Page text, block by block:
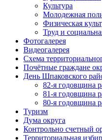
Культура
Молодежная
Физическая
Труд и
Фотогалерея
Видеогалерея
Схема
Почётные граждане
День Шпаковского
82-я годовщина
81-я годовщина
80-я годовщина
Туризм
Дума округа
Контрольно счетный
Территориальная